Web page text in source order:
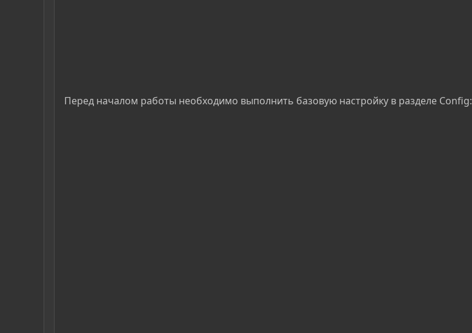
Перед началом работы необходимо выполнить базовую настройку в разделе Config: